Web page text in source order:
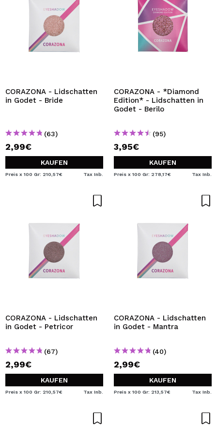
CORAZONA - Lidschatten
in Godet - Bride
(63)
2,99€
KAUFEN
Preis x 100 Gr: 210,57€ Tax Inb.
CORAZONA - *Diamond
Edition* - Lidschatten in
Godet - Berilo
(95)
3,95€
KAUFEN
Preis x 100 Gr: 278,17€ Tax Inb.
CORAZONA - Lidschatten
in Godet - Petricor
(67)
2,99€
KAUFEN
Preis x 100 Gr: 210,57€ Tax Inb.
CORAZONA - Lidschatten
in Godet - Mantra
(40)
2,99€
KAUFEN
Preis x 100 Gr: 213,57€ Tax Inb.